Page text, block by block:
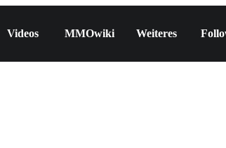
Videos MMOwiki Weiteres